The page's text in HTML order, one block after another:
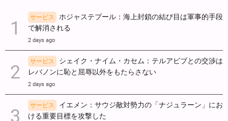
サービス
ホジャステプール：海上封鎖の結び目は軍事的手段
で解消される
2 days ago
サービス
シェイク・ナイム・カセム：テルアビブとの交渉は
レバノンに恥と屈辱以外をもたらさない
2 days ago
サービス
イエメン：サウジ敵対勢力の「ナジュラーン」にお
ける重要目標を攻撃した